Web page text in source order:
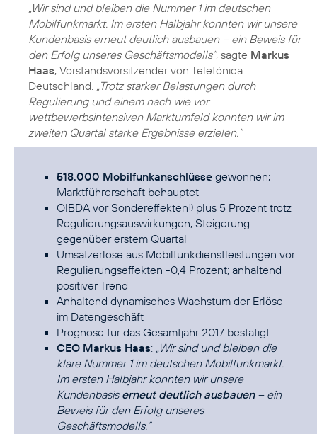
„Wir sind und bleiben die Nummer 1 im deutschen
Mobilfunkmarkt. Im ersten Halbjahr konnten wir unsere
Kundenbasis erneut deutlich ausbauen – ein Beweis für
den Erfolg unseres Geschäftsmodells“, sagte Markus
Haas, Vorstandsvorsitzender von Telefónica
Deutschland. „Trotz starker Belastungen durch
Regulierung und einem nach wie vor
wettbewerbsintensiven Marktumfeld konnten wir im
zweiten Quartal starke Ergebnisse erzielen.“
518.000 Mobilfunkanschlüsse gewonnen;
Marktführerschaft behauptet
OIBDA vor Sondereffekten1) plus 5 Prozent trotz
Regulierungsauswirkungen; Steigerung
gegenüber erstem Quartal
Umsatzerlöse aus Mobilfunkdienstleistungen vor
Regulierungseffekten -0,4 Prozent; anhaltend
positiver Trend
Anhaltend dynamisches Wachstum der Erlöse
im Datengeschäft
Prognose für das Gesamtjahr 2017 bestätigt
CEO Markus Haas: „Wir sind und bleiben die
klare Nummer 1 im deutschen Mobilfunkmarkt.
Im ersten Halbjahr konnten wir unsere
Kundenbasis erneut deutlich ausbauen– ein
Beweis für den Erfolg unseres
Geschäftsmodells.“